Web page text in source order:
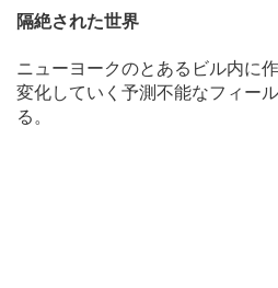
隔絶された世界
ニューヨークのとあるビル内に
変化していく予測不能なフィー
る。